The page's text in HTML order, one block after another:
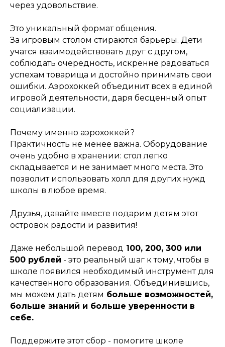
через удовольствие.
Это уникальный формат общения.
За игровым столом стираются барьеры. Дети
учатся взаимодействовать друг с другом,
соблюдать очередность, искренне радоваться
успехам товарища и достойно принимать свои
ошибки. Аэрохоккей объединит всех в единой
игровой деятельности, даря бесценный опыт
социализации.
Почему именно аэрохоккей?
Практичность не менее важна. Оборудование
очень удобно в хранении: стол легко
складывается и не занимает много места. Это
позволит использовать холл для других нужд
школы в любое время.
Друзья, давайте вместе подарим детям этот
островок радости и развития!
Даже небольшой перевод 100, 200, 300 или
500 рублей - это реальный шаг к тому, чтобы в
школе появился необходимый инструмент для
качественного образования. Объединившись,
мы можем дать детям больше возможностей,
больше знаний и больше уверенности в
себе.
Поддержите этот сбор - помогите школе